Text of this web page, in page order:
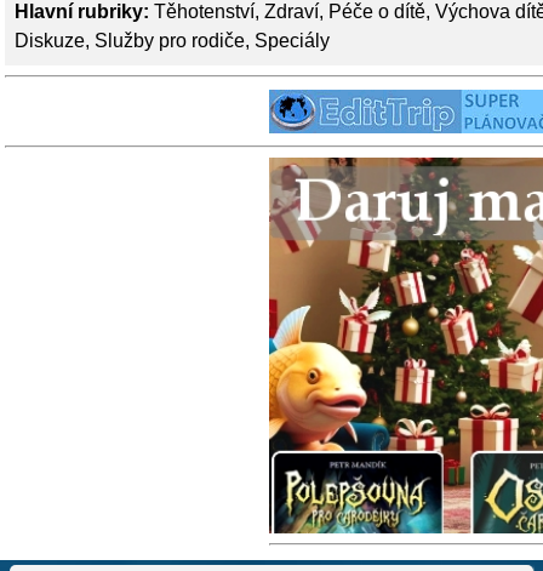
Hlavní rubriky: Těhotenství, Zdraví, Péče o dítě, Výchova
Diskuze, Služby pro rodiče, Speciály